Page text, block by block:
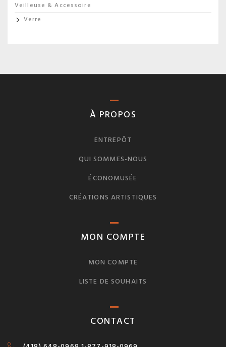
Veilleuse & Accessoire
Verre
À PROPOS
ENTREPÔT
QUI SOMMES-NOUS
ÉCONOMUSÉE
CRÉATIONS ARTISTIQUES
MON COMPTE
MON COMPTE
LISTE DE SOUHAITS
CONTACT